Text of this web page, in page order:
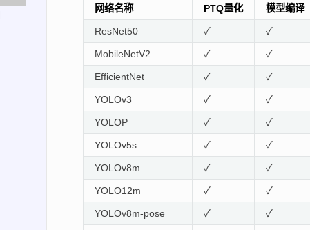
网络名称 PTQ量化 模型编译
ResNet50 ✓ ✓
MobileNetV2 ✓ ✓
EfficientNet ✓ ✓
YOLOv3 ✓ ✓
YOLOP ✓ ✓
YOLOv5s ✓ ✓
YOLOv8m ✓ ✓
YOLO12m ✓ ✓
YOLOv8m-pose ✓ ✓